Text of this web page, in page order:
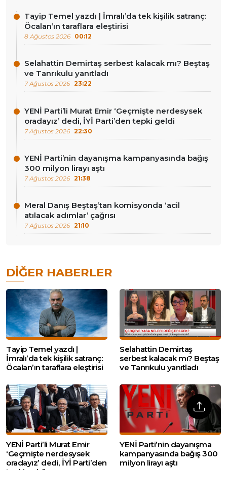
Tayip Temel yazdı | İmralı’da tek kişilik satranç:
Öcalan’ın taraflara eleştirisi
8 Ağustos 2026 00:12
Selahattin Demirtaş serbest kalacak mı? Beştaş
ve Tanrıkulu yanıtladı
7 Ağustos 2026 23:22
YENİ Parti’li Murat Emir ‘Geçmişte nerdesysek
oradayız’ dedi, İYİ Parti’den tepki geldi
7 Ağustos 2026 22:30
YENİ Parti’nin dayanışma kampanyasında bağış
300 milyon lirayı aştı
7 Ağustos 2026 21:38
Meral Danış Beştaş’tan komisyonda ‘acil
atılacak adımlar’ çağrısı
7 Ağustos 2026 21:10
DIĞER HABERLER
Tayip Temel yazdı |
İmralı’da tek kişilik satranç:
Öcalan’ın taraflara eleştirisi
Selahattin Demirtaş
serbest kalacak mı? Beştaş
ve Tanrıkulu yanıtladı
YENİ Parti’li Murat Emir
‘Geçmişte nerdesysek
oradayız’ dedi, İYİ Parti’den
tepki geldi
YENİ Parti’nin dayanışma
kampanyasında bağış 300
milyon lirayı aştı